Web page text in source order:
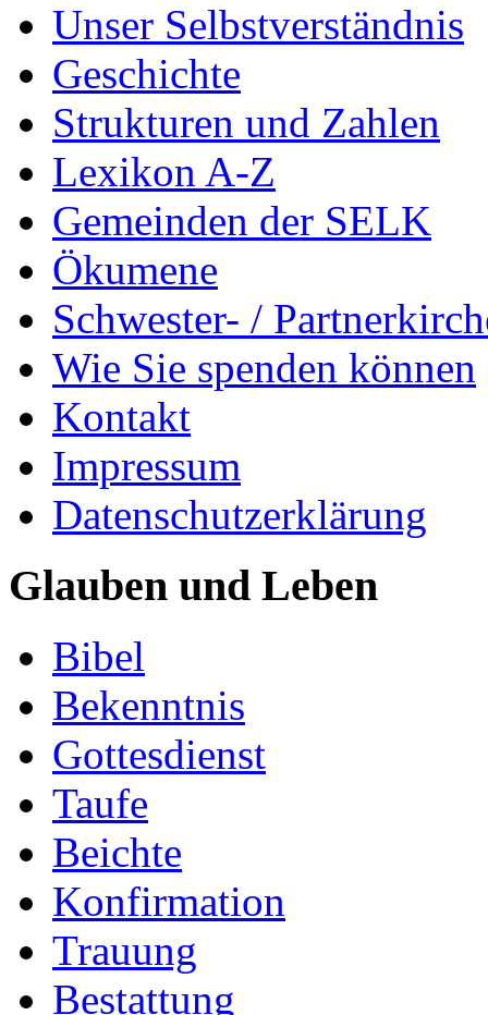
Unser Selbstverständnis
Geschichte
Strukturen und Zahlen
Lexikon A-Z
Gemeinden der SELK
Ökumene
Schwester- /
Wie Sie spenden können
Kontakt
Impressum
Datenschutzerklärung
Glauben und Leben
Bibel
Bekenntnis
Gottesdienst
Taufe
Beichte
Konfirmation
Trauung
Bestattung